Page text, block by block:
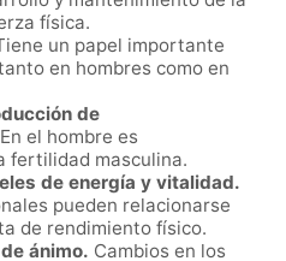
física.
un papel importante
en hombres como en
de
En el hombre es
fertilidad masculina.
de energía y vitalidad.
pueden relacionarse
de rendimiento físico.
ánimo. Cambios en los